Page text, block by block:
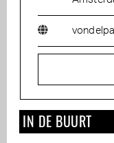
IN DE BUURT